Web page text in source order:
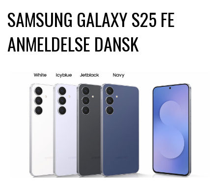
SAMSUNG GALAXY S25 FE
ANMELDELSE DANSK